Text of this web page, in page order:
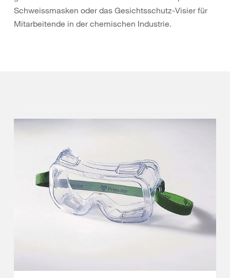
Schweissmasken oder das Gesichtsschutz-Visier für
Mitarbeitende in der chemischen Industrie.